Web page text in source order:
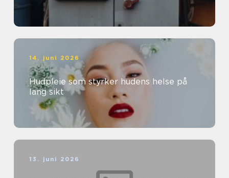
14. juni 2026
Hudpleie som styrker hudens helse på
lang sikt
13. juni 2026